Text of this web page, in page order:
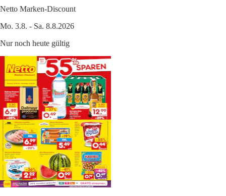
Netto Marken-Discount
Mo. 3.8. - Sa. 8.8.2026
Nur noch heute gültig